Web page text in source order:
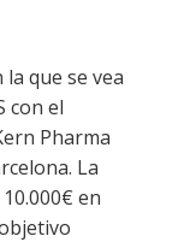
la que se vea
con el
Pharma
La
en